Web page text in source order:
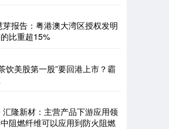
芽报告：粤港澳大湾区授权发明
比重超15%
饮美股第一股”要回港上市？霸
汇隆新材：主营产品下游应用领
阻燃纤维可以应用到防火阻燃